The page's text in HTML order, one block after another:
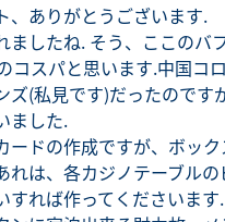
、ありがとうございます.
ましたね. そう、ここのバ
コスパと思います.中国コ
ズ(私見です)だったのです
ました.
ードの作成ですが、ボッ
れは、各カジノテーブル
すれば作ってくださいます